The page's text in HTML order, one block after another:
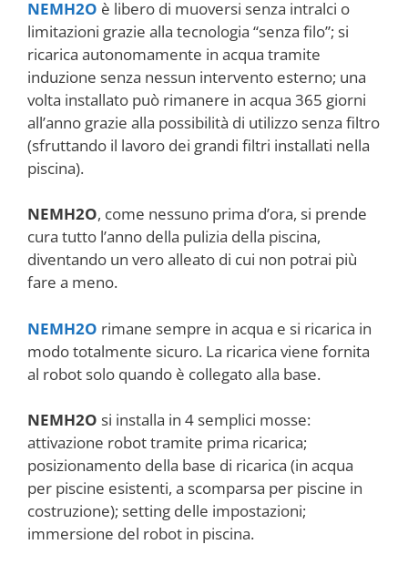
NEMH2O è libero di muoversi senza intralci o
limitazioni grazie alla tecnologia “senza filo”; si
ricarica autonomamente in acqua tramite
induzione senza nessun intervento esterno; una
volta installato può rimanere in acqua 365 giorni
all’anno grazie alla possibilità di utilizzo senza filtro
(sfruttando il lavoro dei grandi filtri installati nella
piscina).
NEMH2O, come nessuno prima d’ora, si prende
cura tutto l’anno della pulizia della piscina,
diventando un vero alleato di cui non potrai più
fare a meno.
NEMH2O rimane sempre in acqua e si ricarica in
modo totalmente sicuro. La ricarica viene fornita
al robot solo quando è collegato alla base.
NEMH2O si installa in 4 semplici mosse:
attivazione robot tramite prima ricarica;
posizionamento della base di ricarica (in acqua
per piscine esistenti, a scomparsa per piscine in
costruzione); setting delle impostazioni;
immersione del robot in piscina.